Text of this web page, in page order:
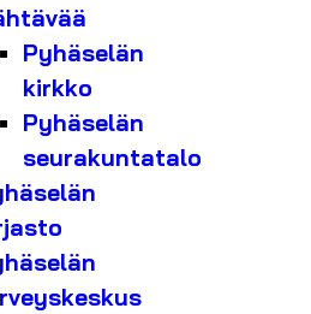
Pyhäselän
kirkko
Pyhäselän
seurakuntatalo